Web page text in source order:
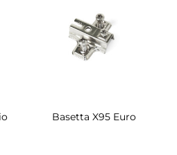
Basetta X95 Euro